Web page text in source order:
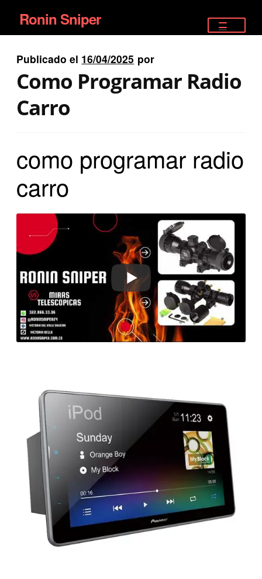
Ir
a
la
navegación
Ir
al
contenido
Ronin Sniper
Publicado el 16/04/2025 por
Como Programar Radio
Carro
como programar radio
carro